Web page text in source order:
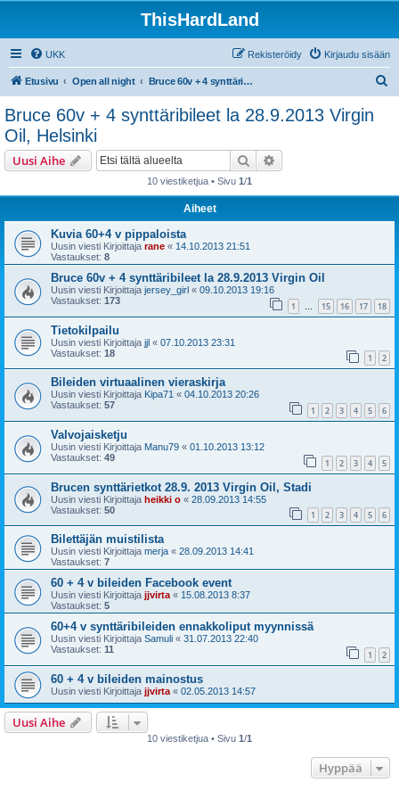
ThisHardLand
UKK Kirjaudu sisään
Rekisteröidy
Etusivu Open all night Bruce 60v + 4 synttäribileet la 28.9.2013 Virgin Oil, Helsinki
Bruce 60v + 4 synttäribileet la 28.9.2013 Virgin
Oil, Helsinki
Uusi Aihe Etsi
10 viestiketjua • Sivu 1/1
Aiheet
Kuvia 60+4 v pippaloista
Uusin viesti Kirjoittaja rane « 14.10.2013 21:51
Vastaukset: 8
Bruce 60v + 4 synttäribileet la 28.9.2013 Virgin Oil
Uusin viesti Kirjoittaja jersey_girl « 09.10.2013 19:16
Vastaukset: 173 1 … 15 16 17 18
Tietokilpailu
Uusin viesti Kirjoittaja jjl « 07.10.2013 23:31
Vastaukset: 18 1 2
Bileiden virtuaalinen vieraskirja
Uusin viesti Kirjoittaja Kipa71 « 04.10.2013 20:26
Vastaukset: 57 1 2 3 4 5 6
Valvojaisketju
Uusin viesti Kirjoittaja Manu79 « 01.10.2013 13:12
Vastaukset: 49 1 2 3 4 5
Brucen synttärietkot 28.9. 2013 Virgin Oil, Stadi
Uusin viesti Kirjoittaja heikki o « 28.09.2013 14:55
Vastaukset: 50 1 2 3 4 5 6
Bilettäjän muistilista
Uusin viesti Kirjoittaja merja « 28.09.2013 14:41
Vastaukset: 7
60 + 4 v bileiden Facebook event
Uusin viesti Kirjoittaja jjvirta « 15.08.2013 8:37
Vastaukset: 5
60+4 v synttäribileiden ennakkoliput myynnissä
Uusin viesti Kirjoittaja Samuli « 31.07.2013 22:40
Vastaukset: 11 1 2
60 + 4 v bileiden mainostus
Uusin viesti Kirjoittaja jjvirta « 02.05.2013 14:57
Uusi Aihe
10 viestiketjua • Sivu 1/1
Hyppää